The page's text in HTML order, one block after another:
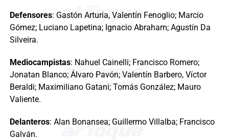
Defensores: Gastón Arturia, Valentín Fenoglio; Marcio
Gómez; Luciano Lapetina; Ignacio Abraham; Agustín Da
Silveira.
Mediocampistas: Nahuel Cainelli; Francisco Romero;
Jonatan Blanco; Álvaro Pavón; Valentín Barbero, Víctor
Beraldi; Maximiliano Gatani; Tomás González; Mauro
Valiente.
Delanteros: Alan Bonansea; Guillermo Villalba; Francisco
Galván.